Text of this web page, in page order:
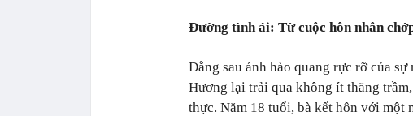
Đường tình ái: Từ cuộc hôn nhân
Đằng sau ánh hào quang rực rỡ của
Hương lại trải qua không ít thăng
thực. Năm 18 tuổi, bà kết hôn với một